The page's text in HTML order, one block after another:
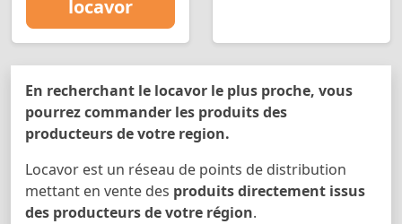
locavor
En recherchant le locavor le plus proche, vous
pourrez commander les produits des
producteurs de votre region.
Locavor est un réseau de points de distribution
mettant en vente des produits directement issus
des producteurs de votre région.